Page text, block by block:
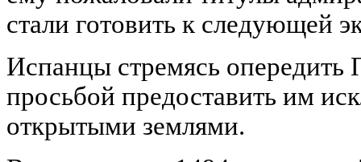
стали готовить к следующей
Испанцы стремясь опередить
просьбой предоставить им
открытыми землями.